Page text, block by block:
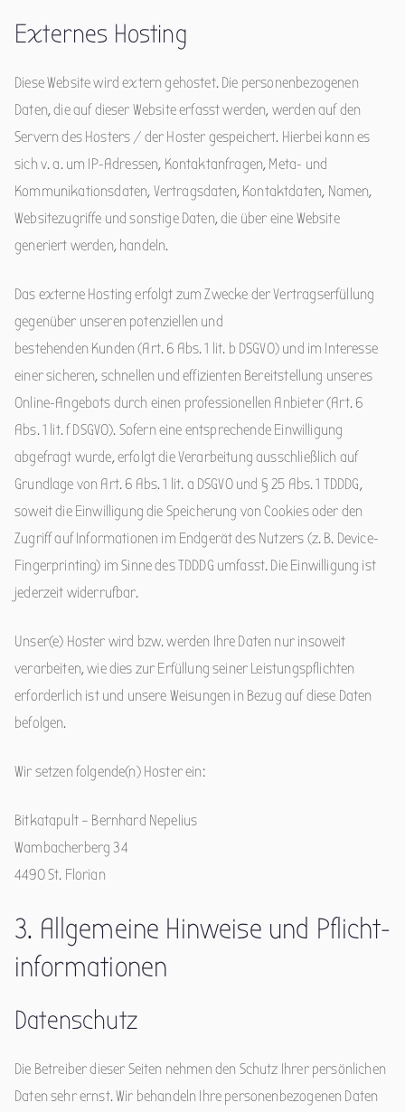
Externes Hosting
Diese Website wird extern gehostet. Die personenbezogenen
Daten, die auf dieser Website erfasst werden, werden auf den
Servern des Hosters / der Hoster gespeichert. Hierbei kann es
sich v. a. um IP-Adressen, Kontaktanfragen, Meta- und
Kommunikationsdaten, Vertragsdaten, Kontaktdaten, Namen,
Websitezugriffe und sonstige Daten, die über eine Website
generiert werden, handeln.
Das externe Hosting erfolgt zum Zwecke der Vertragserfüllung
gegenüber unseren potenziellen und
bestehenden Kunden (Art. 6 Abs. 1 lit. b DSGVO) und im Interesse
einer sicheren, schnellen und effizienten Bereitstellung unseres
Online-Angebots durch einen professionellen Anbieter (Art. 6
Abs. 1 lit. f DSGVO). Sofern eine entsprechende Einwilligung
abgefragt wurde, erfolgt die Verarbeitung ausschließlich auf
Grundlage von Art. 6 Abs. 1 lit. a DSGVO und § 25 Abs. 1 TDDDG,
soweit die Einwilligung die Speicherung von Cookies oder den
Zugriff auf Informationen im Endgerät des Nutzers (z. B. Device-
Fingerprinting) im Sinne des TDDDG umfasst. Die Einwilligung ist
jederzeit widerrufbar.
Unser(e) Hoster wird bzw. werden Ihre Daten nur insoweit
verarbeiten, wie dies zur Erfüllung seiner Leistungspflichten
erforderlich ist und unsere Weisungen in Bezug auf diese Daten
befolgen.
Wir setzen folgende(n) Hoster ein:
Bitkatapult – Bernhard Nepelius
Wambacherberg 34
4490 St. Florian
3. Allgemeine Hinweise und Pflicht­
informationen
Datenschutz
Die Betreiber dieser Seiten nehmen den Schutz Ihrer persönlichen
Daten sehr ernst. Wir behandeln Ihre personenbezogenen Daten